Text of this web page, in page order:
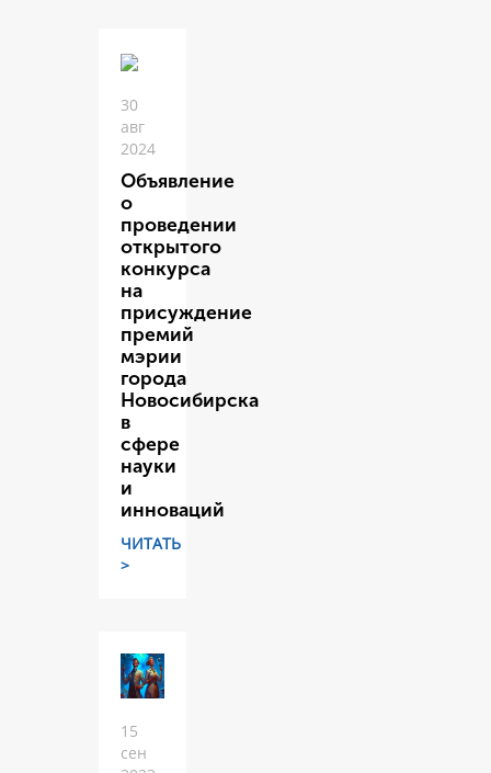
30
авг
2024
Объявление
о
проведении
открытого
конкурса
на
присуждение
премий
мэрии
города
Новосибирска
в
сфере
науки
и
инноваций
ЧИТАТЬ
>
15
сен